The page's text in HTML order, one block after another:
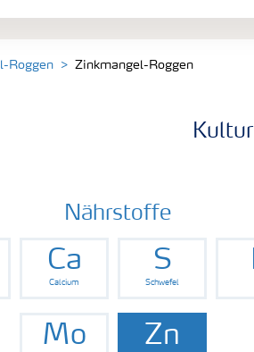
Roggen Zinkmangel-Roggen
Nährstoffe
Ca
Calcium
S
Schwefel
Mo Zn